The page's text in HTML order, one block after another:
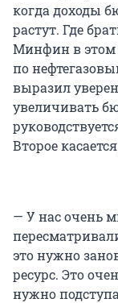
когда доходы
растут. Где
Минфин в этом
по
выразил
увеличивать
Второе
— У нас очень
это нужно
ресурс. Это
нужно